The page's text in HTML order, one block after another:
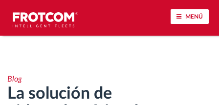
MENÚ
Análisis de la conducta en la conducción
Blog
La solución de